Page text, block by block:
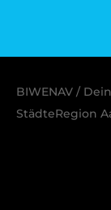
BIWENAV /
StädteRegion